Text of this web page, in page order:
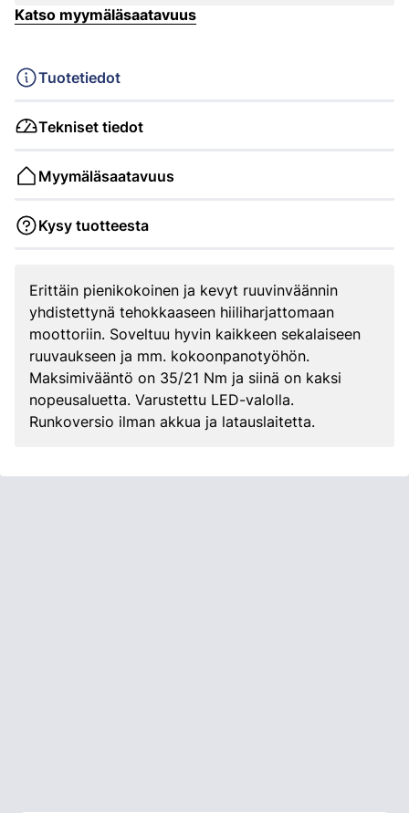
Katso myymäläsaatavuus
Tuotetiedot
Tekniset tiedot
Myymäläsaatavuus
Kysy tuotteesta
Erittäin pienikokoinen ja kevyt ruuvinväännin
yhdistettynä tehokkaaseen hiiliharjattomaan
moottoriin. Soveltuu hyvin kaikkeen sekalaiseen
ruuvaukseen ja mm. kokoonpanotyöhön.
Maksimivääntö on 35/21 Nm ja siinä on kaksi
nopeusaluetta. Varustettu LED-valolla.
Runkoversio ilman akkua ja latauslaitetta.